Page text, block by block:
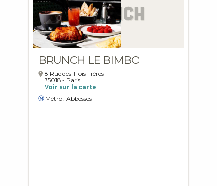
BRUNCH LE BIMBO
8 Rue des Trois Frères
75018 - Paris
Voir sur la carte
Métro : Abbesses